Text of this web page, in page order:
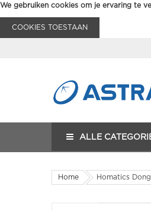
We gebruiken cookies om je ervaring te
COOKIES TOESTAAN
ALLE
Home Homatics